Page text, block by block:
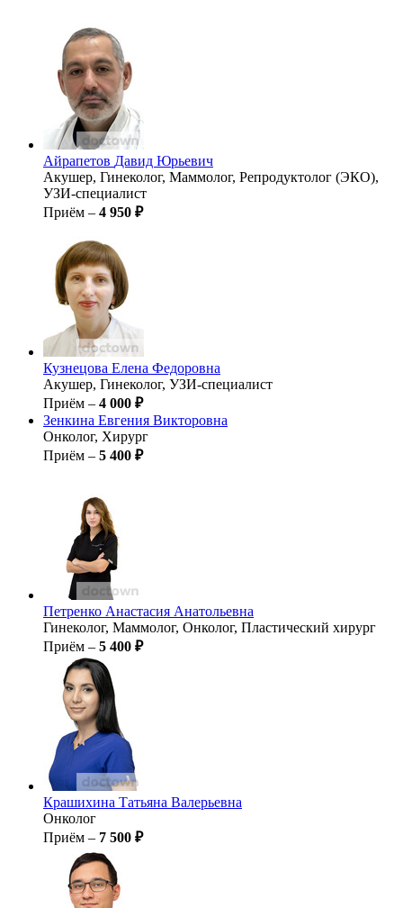
Айрапетов Давид Юрьевич
Акушер, Гинеколог, Маммолог, Репродуктолог (ЭКО),
УЗИ-специалист
Приём – 4 950 ₽
Кузнецова Елена Федоровна
Акушер, Гинеколог, УЗИ-специалист
Приём – 4 000 ₽
Зенкина Евгения Викторовна
Онколог, Хирург
Приём – 5 400 ₽
Петренко Анастасия Анатольевна
Гинеколог, Маммолог, Онколог, Пластический хирург
Приём – 5 400 ₽
Крашихина Татьяна Валерьевна
Онколог
Приём – 7 500 ₽